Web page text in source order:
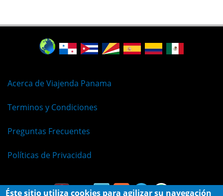
Acerca de Viajenda Panama
Terminos y Condiciones
Preguntas Frecuentes
Políticas de Privacidad
Éste sitio utiliza cookies para agilizar su navegación